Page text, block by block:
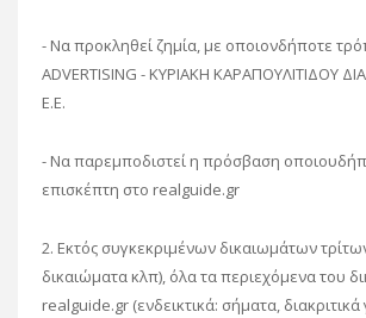
- Να προκληθεί ζημία, με οποιονδήποτε
ADVERTISING - ΚΥΡΙΑΚΗ ΚΑΡΑΠΟΥΛΙΤΙΔΟΥ
Ε.Ε.
- Να παρεμποδιστεί η πρόσβαση
επισκέπτη στο realguide.gr
2. Eκτός συγκεκριμένων δικαιωμάτων
δικαιώματα κλπ), όλα τα περιεχόμενα του
realguide.gr (ενδεικτικά: σήματα,